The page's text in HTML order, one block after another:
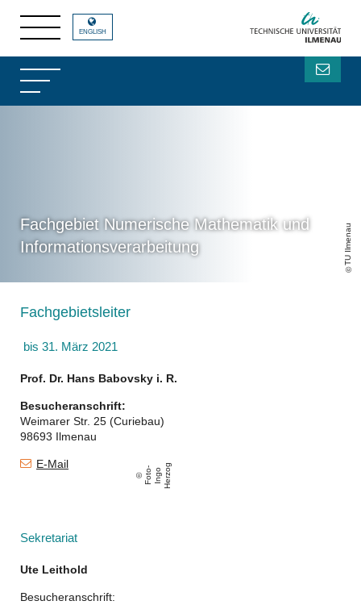
Fachgebiet Numerische Mathematik und
Informationsverarbeitung
TU Ilmenau
ENGLISH
Fachgebietsleiter
bis 31. März 2021
Prof. Dr. Hans Babovsky i. R.
Besucheranschrift:
Weimarer Str. 25 (Curiebau)
98693 Ilmenau
E-Mail
F
o
t o
-
I
n
g
o
H
e
r
z
o g
Sekretariat
Ute Leithold
Besucheranschrift: